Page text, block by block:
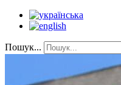
Пошук...